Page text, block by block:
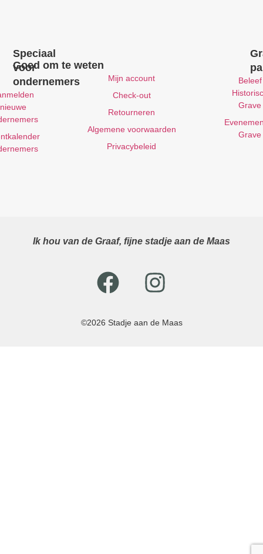
Beleef
Grave
Grave
Goed om te weten
Mijn account
Check-out
Retourneren
Algemene voorwaarden
Privacybeleid
Speciaal
voor
ondernemers
nieuwe
Ik hou van de Graaf, fijne stadje aan de Maas
©2026 Stadje aan de Maas